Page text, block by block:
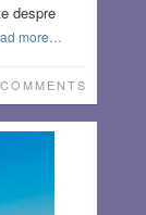
despre
more…